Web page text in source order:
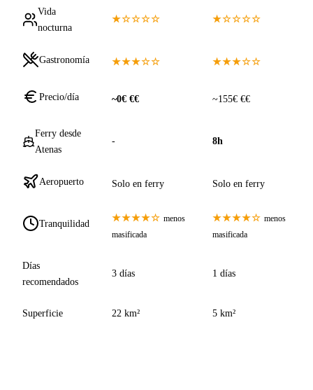
Vida
nocturna
★☆☆☆☆ ★☆☆☆☆
Gastronomía ★★★☆☆ ★★★☆☆
Precio/día ~0€ €€ ~155€ €€
Ferry desde
Atenas
- 8h
Aeropuerto Solo en ferry Solo en ferry
Tranquilidad ★★★★☆ menos
masificada
★★★★☆ menos
masificada
Días
recomendados
3 días 1 días
Superficie 22 km² 5 km²